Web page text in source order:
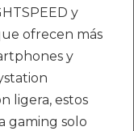
y
ofrecen más
y
ligera, estos
gaming solo